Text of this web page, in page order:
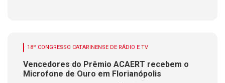
18º CONGRESSO CATARINENSE DE RÁDIO E TV
Vencedores do Prêmio ACAERT recebem o
Microfone de Ouro em Florianópolis